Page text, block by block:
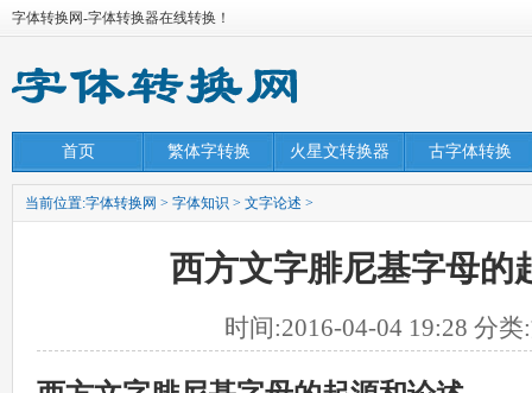
字体转换网-字体转换器在线转换！
首页 繁体字转换 火星文转换器 古字体转换
当前位置:字体转换网 > 字体知识 > 文字论述 >
西方文字腓尼基字母的
时间:2016-04-04 19:28 分